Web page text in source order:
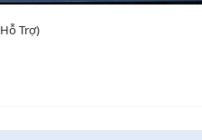
Trợ)